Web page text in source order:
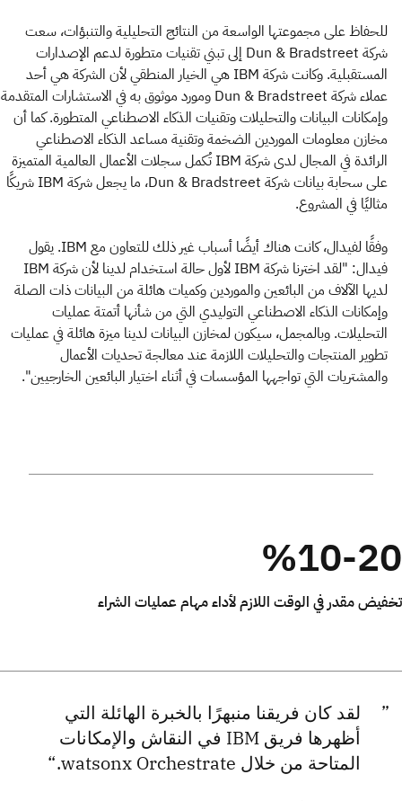
للحفاظ على مجموعتها الواسعة من النتائج التحليلية والتنبؤات، سعت
شركة Dun & Bradstreet إلى تبني تقنيات متطورة لدعم الإصدارات
المستقبلية. وكانت شركة IBM هي الخيار المنطقي لأن الشركة هي أحد
عملاء شركة Dun & Bradstreet ومورد موثوق به في الاستشارات المتقدمة
وإمكانات البيانات والتحليلات وتقنيات الذكاء الاصطناعي المتطورة. كما أن
مخازن معلومات الموردين الضخمة وتقنية مساعد الذكاء الاصطناعي
الرائدة في المجال لدى شركة IBM تُكمل سجلات الأعمال العالمية المتميزة
على سحابة بيانات شركة Dun & Bradstreet، ما يجعل شركة IBM شريكًا
مثاليًا في المشروع.
وفقًا لفيدال، كانت هناك أيضًا أسباب غير ذلك للتعاون مع IBM. يقول
فيدال: "لقد اخترنا شركة IBM لأول حالة استخدام لدينا لأن شركة IBM
لديها الآلاف من البائعين والموردين وكميات هائلة من البيانات ذات الصلة
وإمكانات الذكاء الاصطناعي التوليدي التي من شأنها أتمتة عمليات
التحليلات. وبالمجمل، سيكون لمخازن البيانات لدينا ميزة هائلة في عمليات
تطوير المنتجات والتحليلات اللازمة عند معالجة تحديات الأعمال
والمشتريات التي تواجهها المؤسسات في أثناء اختيار البائعين الخارجيين".
%10-20
تخفيض مقدر في الوقت اللازم لأداء مهام عمليات الشراء
لقد كان فريقنا منبهرًا بالخبرة الهائلة التي
أظهرها فريق IBM في النقاش والإمكانات
المتاحة من خلال watsonx Orchestrate.